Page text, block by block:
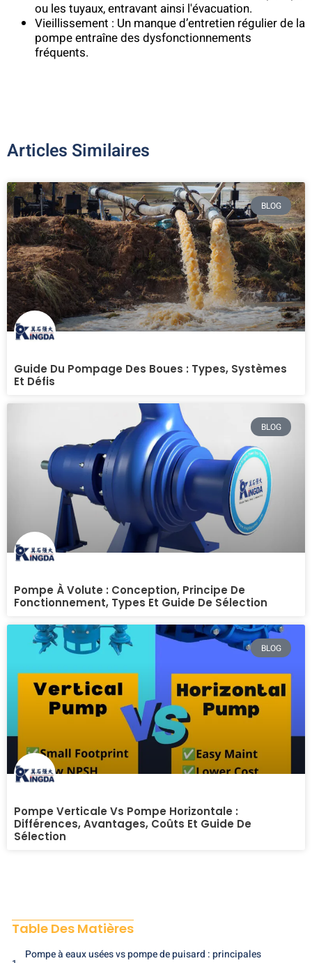
ou les tuyaux, entravant ainsi l'évacuation.
Vieillissement : Un manque d’entretien régulier de la
pompe entraîne des dysfonctionnements
fréquents.
Articles Similaires
BLOG
Guide Du Pompage Des Boues : Types, Systèmes
Et Défis
BLOG
Pompe À Volute : Conception, Principe De
Fonctionnement, Types Et Guide De Sélection
BLOG
Pompe Verticale Vs Pompe Horizontale :
Différences, Avantages, Coûts Et Guide De
Sélection
Table Des Matières
Pompe à eaux usées vs pompe de puisard : principales